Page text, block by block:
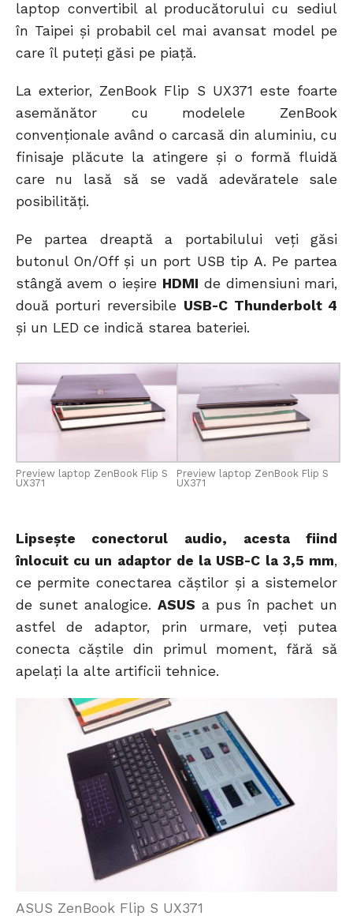
laptop convertibil al producătorului cu sediul
în Taipei și probabil cel mai avansat model pe
care îl puteți găsi pe piață.
La exterior, ZenBook Flip S UX371 este foarte
asemănător cu modelele ZenBook
convenționale având o carcasă din aluminiu, cu
finisaje plăcute la atingere și o formă fluidă
care nu lasă să se vadă adevăratele sale
posibilități.
Pe partea dreaptă a portabilului veți găsi
butonul On/Off și un port USB tip A. Pe partea
stângă avem o ieșire HDMI de dimensiuni mari,
două porturi reversibile USB-C Thunderbolt 4
și un LED ce indică starea bateriei.
Preview laptop ZenBook Flip S
UX371
Preview laptop ZenBook Flip S
UX371
Lipsește conectorul audio, acesta fiind
înlocuit cu un adaptor de la USB-C la 3,5 mm,
ce permite conectarea căștilor și a sistemelor
de sunet analogice. ASUS a pus în pachet un
astfel de adaptor, prin urmare, veți putea
conecta căștile din primul moment, fără să
apelați la alte artificii tehnice.
ASUS ZenBook Flip S UX371